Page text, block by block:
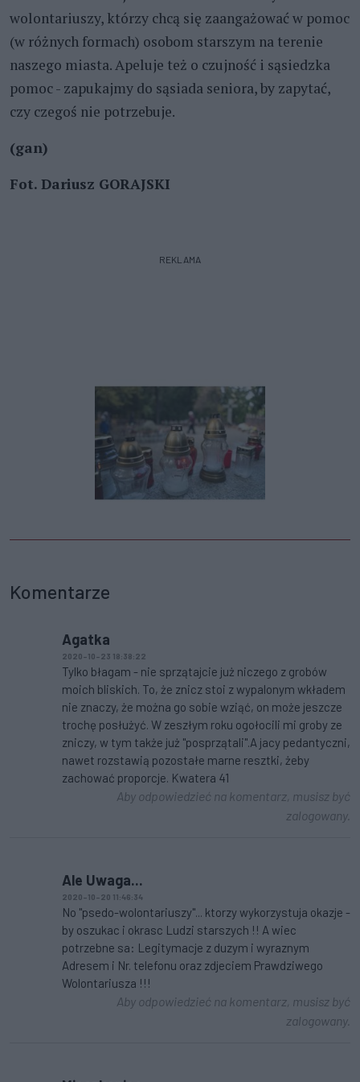
wolontariuszy, którzy chcą się zaangażować w pomoc
(w różnych formach) osobom starszym na terenie
naszego miasta. Apeluje też o czujność i sąsiedzka
pomoc - zapukajmy do sąsiada seniora, by zapytać,
czy czegoś nie potrzebuje.
(gan)
Fot. Dariusz GORAJSKI
REKLAMA
Komentarze
Agatka
2020-10-23 18:38:22
Tylko błagam - nie sprzątajcie już niczego z grobów
moich bliskich. To, że znicz stoi z wypalonym wkładem
nie znaczy, że można go sobie wziąć, on może jeszcze
trochę posłużyć. W zeszłym roku ogołocili mi groby ze
zniczy, w tym także już "posprzątali".A jacy pedantyczni,
nawet rozstawią pozostałe marne resztki, żeby
zachować proporcje. Kwatera 41
Aby odpowiedzieć na komentarz, musisz być
zalogowany.
Ale Uwaga...
2020-10-20 11:46:34
No "psedo-wolontariuszy"... ktorzy wykorzystuja okazje -
by oszukac i okrasc Ludzi starszych !! A wiec
potrzebne sa: Legitymacje z duzym i wyraznym
Adresem i Nr. telefonu oraz zdjeciem Prawdziwego
Wolontariusza !!!
Aby odpowiedzieć na komentarz, musisz być
zalogowany.